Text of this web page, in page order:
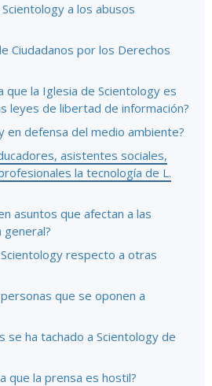
a los abusos
Ciudadanos por los Derechos
que la Iglesia de Scientology es
leyes de libertad de información?
en defensa del medio ambiente?
asistentes sociales,
la tecnología de L.
asuntos que afectan a las
Scientology respecto a otras
que se oponen a
se ha tachado a Scientology de
que la prensa es hostil?